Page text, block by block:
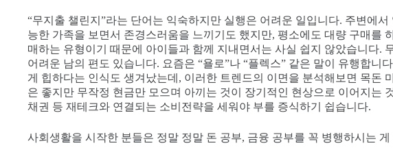
“무지출 챌린지”라는 단어는 익숙하지만 실행은 어려운 일입니다. 주변에
능한 가족을 보면서 존경스러움을 느끼기도 했지만, 평소에도 대량 구매를
매하는 유형이기 때문에 아이들과 함께 지내면서는 사실 쉽지 않았습니다.
어려운 남의 편도 있습니다. 요즘은 “욜로”나 “플렉스” 같은 말이 유행합니
게 힙하다는 인식도 생겨났는데, 이러한 트렌드의 이면을 분석해보면 목돈
은 좋지만 무작정 현금만 모으며 아끼는 것이 장기적인 현상으로 이어지는
채권 등 재테크와 연결되는 소비전략을 세워야 부를 증식하기 쉽습니다.
사회생활을 시작한 분들은 정말 정말 돈 공부, 금융 공부를 꼭 병행하시는 게